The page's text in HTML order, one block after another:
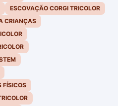
ESCOVAÇÃO CORGI TRICOLOR
CRIANÇAS
FÍSICOS